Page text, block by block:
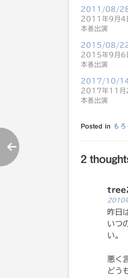
2011/08/28
2011年9月4
本番出演
2015/08/22
2015年9月6
本番出演
2017/10/14
2017年11月
本番出演
Posted in もろ
稿
2
2010
昨日
いつ
い。
悪く
どう